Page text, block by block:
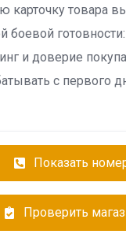
карточку товара
боевой
и доверие
с первого
Показать
Проверить